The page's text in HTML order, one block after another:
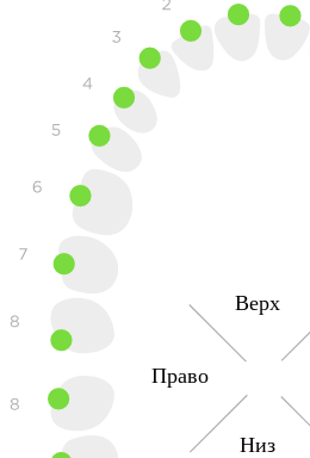
Верх
Право
Низ